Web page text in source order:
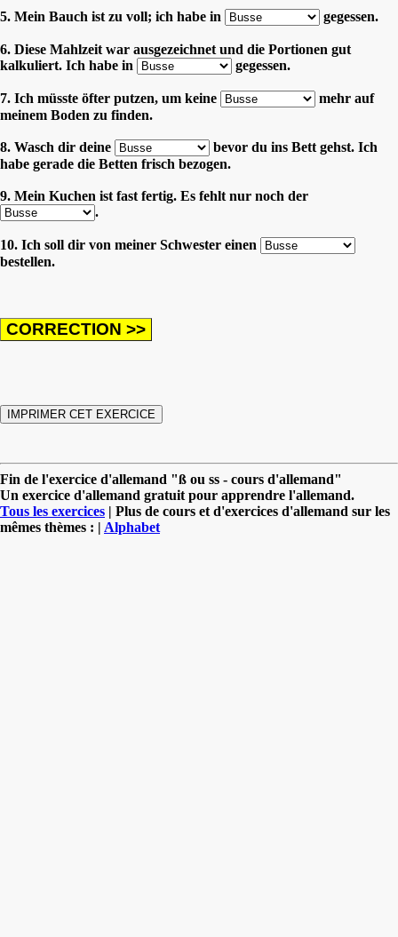
5. Mein Bauch ist zu voll; ich habe in gegessen.
6. Diese Mahlzeit war ausgezeichnet und die Portionen gut
kalkuliert. Ich habe in
gegessen.
7. Ich müsste öfter putzen, um keine
mehr auf
meinem Boden zu finden.
8. Wasch dir deine
bevor du ins Bett gehst. Ich
habe gerade die Betten frisch bezogen.
9. Mein Kuchen ist fast fertig. Es fehlt nur noch der
.
10. Ich soll dir von meiner Schwester einen
bestellen.
Fin de l'exercice d'allemand "ß ou ss - cours d'allemand"
Un exercice d'allemand gratuit pour apprendre l'allemand.
Tous les exercices | Plus de cours et d'exercices d'allemand sur les
mêmes thèmes : | Alphabet